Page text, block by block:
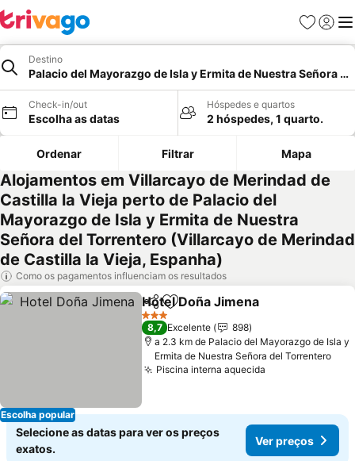
Favoritos
Iniciar
Destino
Palacio del Mayorazgo de Isla y Ermita de Nuestra Señora
Check-in/out
Escolha as datas
Hóspedes e quartos
2 hóspedes, 1 quarto.
Ordenar Filtrar Mapa
Alojamentos em Villarcayo de Merindad de
Castilla la Vieja perto de Palacio del
Mayorazgo de Isla y Ermita de Nuestra
Señora del Torrentero (Villarcayo de Merindad
de Castilla la Vieja, Espanha)
Como os pagamentos influenciam os resultados
Escolha popular
PartilharAdicionar aos favoritos
Hotel Doña Jimena
3 Estrelas
8,7 Excelente
898
a 2.3 km de Palacio del Mayorazgo de Isla y
Ermita de Nuestra Señora del Torrentero
Piscina interna aquecida
Selecione as datas para ver os preços
exatos.
Ver preços